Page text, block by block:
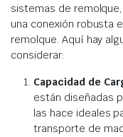
sistemas de
una conexión robusta
remolque. Aquí hay
considerar:
Capacidad de
están diseñadas
las hace ideales
transporte de